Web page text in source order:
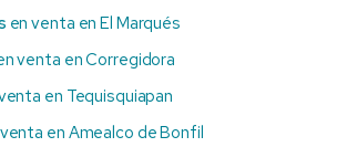
en venta en El Marqués
venta en Corregidora
en Tequisquiapan
en Amealco de Bonfil